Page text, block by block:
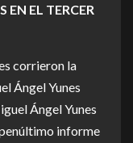
EN EL TERCER
corrieron la
Ángel Yunes
Ángel Yunes
informe